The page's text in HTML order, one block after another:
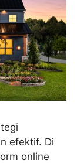
efektif. Di
online